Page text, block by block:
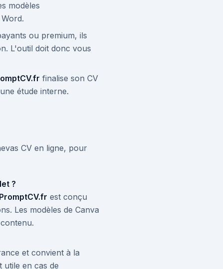
modèles
ou premium, ils
L'outil doit donc vous
finalise son CV
étude interne.
CV en ligne, pour
?
est conçu
Les modèles de Canva
et convient à la
utile en cas de